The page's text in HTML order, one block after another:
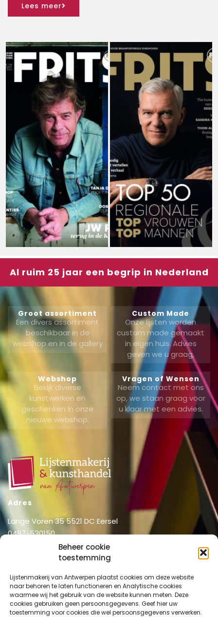
Beheer cookie
toestemming
Lijstenmakerij van Antwerpen plaatst cookies om deze website
naar behoren te laten functioneren en Analytische cookies
waarmee wij het gebruik van de website kunnen meten. Deze
cookies gebruiken geen persoonsgegevens. Geef hier uw
toestemming voor cookies die wel persoonsgegevens verwerken.
Lees meer
Al ruim 25 jaar een begrip in Nederland
Groot assortiment
Een divers assortiment
beschikbaar in de
webshop en in de gallery
Custom Made
Onze lijsten worden
custom made gemaakt
in eigen huis. Advies
geven we u graag,
Webshop
Bekijk diverse
kunstwerken en
geschenken in onze
nieuwe webshop.
Vragen of Wensen
Neem contact met ons
op, we staan graag voor
u klaar met een advies.
Adres
Lange Voren 35 5521 DC Eersel
0497-530150
info@lijstenmakerij vanantwerpen.nl
Home
Over ons
Shop
Shop